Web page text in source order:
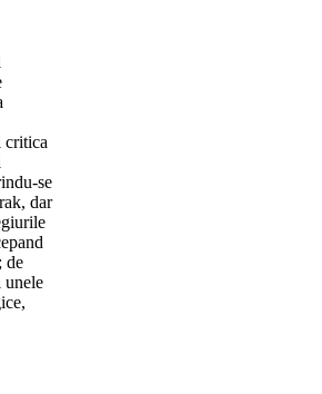
critica
se
dar
de
unele